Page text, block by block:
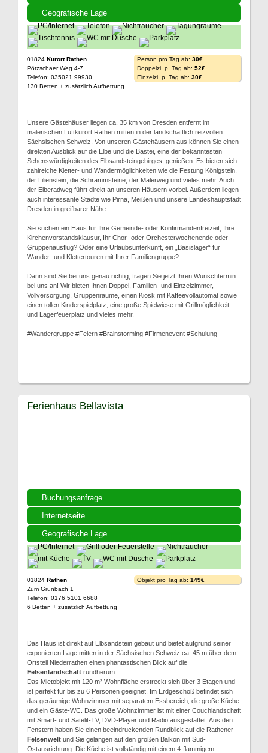
Geografische Lage
01824 Kurort Rathen
Pötzschaer Weg 4-7
Telefon: 035021 99930
130 Betten + zusätzlich Aufbettung
Person pro Tag ab: 30€
Doppelzi. p. Tag ab: 52€
Einzelzi. p. Tag ab: 30€
Unsere Gästehäuser liegen ca. 35 km von Dresden entfernt im
malerischen Luftkurort Rathen mitten in der landschaftlich reizvollen
Sächsischen Schweiz. Von unseren Gästehäusern aus können Sie einen
direkten Ausblick auf die Elbe und die Bastei, eine der bekanntesten
Sehenswürdigkeiten des Elbsandsteingebirges, genießen. Es bieten sich
zahlreiche Kletter- und Wandermöglichkeiten wie die Festung Königstein,
der Lilienstein, die Schrammsteine, der Malerweg und vieles mehr. Auch
der Elberadweg führt direkt an unseren Häusern vorbei. Außerdem liegen
auch interessante Städte wie Pirna, Meißen und unsere Landeshauptstadt
Dresden in greifbarer Nähe.
Sie suchen ein Haus für Ihre Gemeinde- oder Konfirmandenfreizeit, Ihre
Kirchenvorstandsklausur, Ihr Chor- oder Orchesterwochenende oder
Gruppenausflug? Oder eine Urlaubsunterkunft, ein „Basislager“ für
Wander- und Klettertouren mit Ihrer Familiengruppe?
Dann sind Sie bei uns genau richtig, fragen Sie jetzt Ihren Wunschtermin
bei uns an! Wir bieten Ihnen Doppel, Familien- und Einzelzimmer,
Vollversorgung, Gruppenräume, einen Kiosk mit Kaffeevollautomat sowie
einen tollen Kinderspielplatz, eine große Spielwiese mit Grillmöglichkeit
und Lagerfeuerplatz und vieles mehr.
#Wandergruppe #Feiern #Brainstorming #Firmenevent #Schulung
Buchungsanfrage
Internetseite
Geografische Lage
Ferienhaus Bellavista
01824 Rathen
Zum Grünbach 1
Telefon: 0176 5101 6688
6 Betten + zusätzlich Aufbettung
Objekt pro Tag ab: 149€
Das Haus ist direkt auf Elbsandstein gebaut und bietet aufgrund seiner
exponierten Lage mitten in der Sächsischen Schweiz ca. 45 m über dem
Ortsteil Niederrathen einen phantastischen Blick auf die
Felsenlandschaft rundherum.
Das Mietobjekt mit 120 m² Wohnfläche erstreckt sich über 3 Etagen und
ist perfekt für bis zu 6 Personen geeignet. Im Erdgeschoß befindet sich
das geräumige Wohnzimmer mit separatem Essbereich, die große Küche
und ein Gäste-WC. Das große Wohnzimmer ist mit einer Couchlandschaft
mit Smart- und Satelit-TV, DVD-Player und Radio ausgestattet. Aus den
Fenstern haben Sie einen beeindruckenden Rundblick auf die Rathener
Felsenwelt und Sie gelangen auf den großen Balkon mit Süd-
Ostausrichtung. Die Küche ist vollständig mit einem 4-flammigem